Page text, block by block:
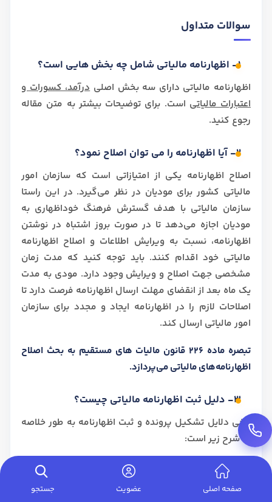
سوالات متداول
1- اظهارنامه مالیاتی شامل چه بخش هایی است؟
اظهارنامه مالیاتی دارای سه بخش اصلیدرآمد، کسورات و
اعتبارات مالیاتی است. برای توضیحات بیشتر به متن مقاله
رجوع کنید.
2- آیا اظهارنامه را می توان اصلاح نمود؟
اصلاح اظهارنامه یکی از امتیازاتی است که سازمان امور
مالیاتی کشور برای مودیان در نظر می‌گیرد. در این راستا
سازمان مالیاتی با هدف گسترش فرهنگ خوداظهاری به
مودیان اجازه می‌دهد تا در صورت بروز اشتباه در نوشتن
اظهارنامه، نسبت به ویرایش اطلاعات و اصلاح اظهارنامه
مالیاتی خود اقدام کنند. باید توجه کنید که مدت زمان
مشخصی جهت اصلاح و ویرایش وجود دارد. مودی به مدت
یک ماه بعد از انقضای مهلت ارسال اظهارنامه فرصت دارد تا
اصلاحات لازم را در اظهارنامه ایجاد و مجدد برای سازمان
امور مالیاتی ارسال کند.
تبصره ماده 226 قانون مالیات های مستقیم به بحث اصلاح
اظهارنامه‌های مالیاتی می‌پردازد.
3- دلیل ثبت اظهارنامه مالیاتی چیست؟
برخی دلایل تشکیل پرونده و ثبت اظهارنامه به طور خلاصه
به شرح زیر است:
صفحه اصلی عضویت جستجو